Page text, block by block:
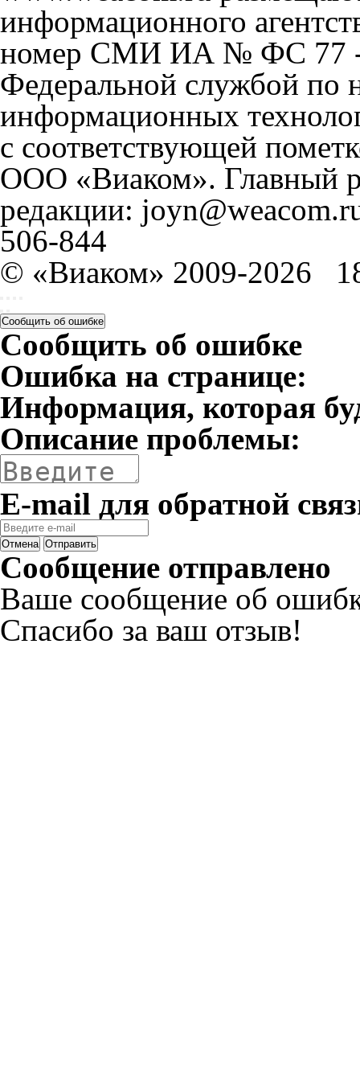
информационного
номер СМИ ИА № ФС 77 -
Федеральной службой по
информационных
с соответствующей
ООО «Виаком». Главный
редакции:
506-844
© «Виаком» 2009-2026
Сообщить об ошибке
Сообщить об ошибке
Ошибка на странице:
Информация, которая
Описание проблемы:
E-mail для обратной
Отмена Отправить
Сообщение отправлено
Ваше сообщение об
Спасибо за ваш отзыв!